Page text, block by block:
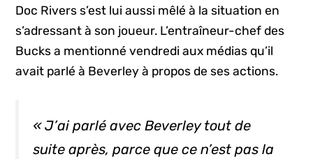
Doc Rivers s’est lui aussi mêlé à la situation en
s’adressant à son joueur. L’entraîneur-chef des
Bucks a mentionné vendredi aux médias qu’il
avait parlé à Beverley à propos de ses actions.
« J’ai parlé avec Beverley tout de
suite après, parce que ce n’est pas la